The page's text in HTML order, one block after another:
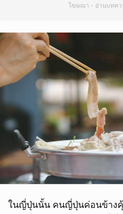
โฆษณา - อ่านบทคว
ในญี่ปุ่นนั้น คนญี่ปุ่นค่อนข้างคุ้